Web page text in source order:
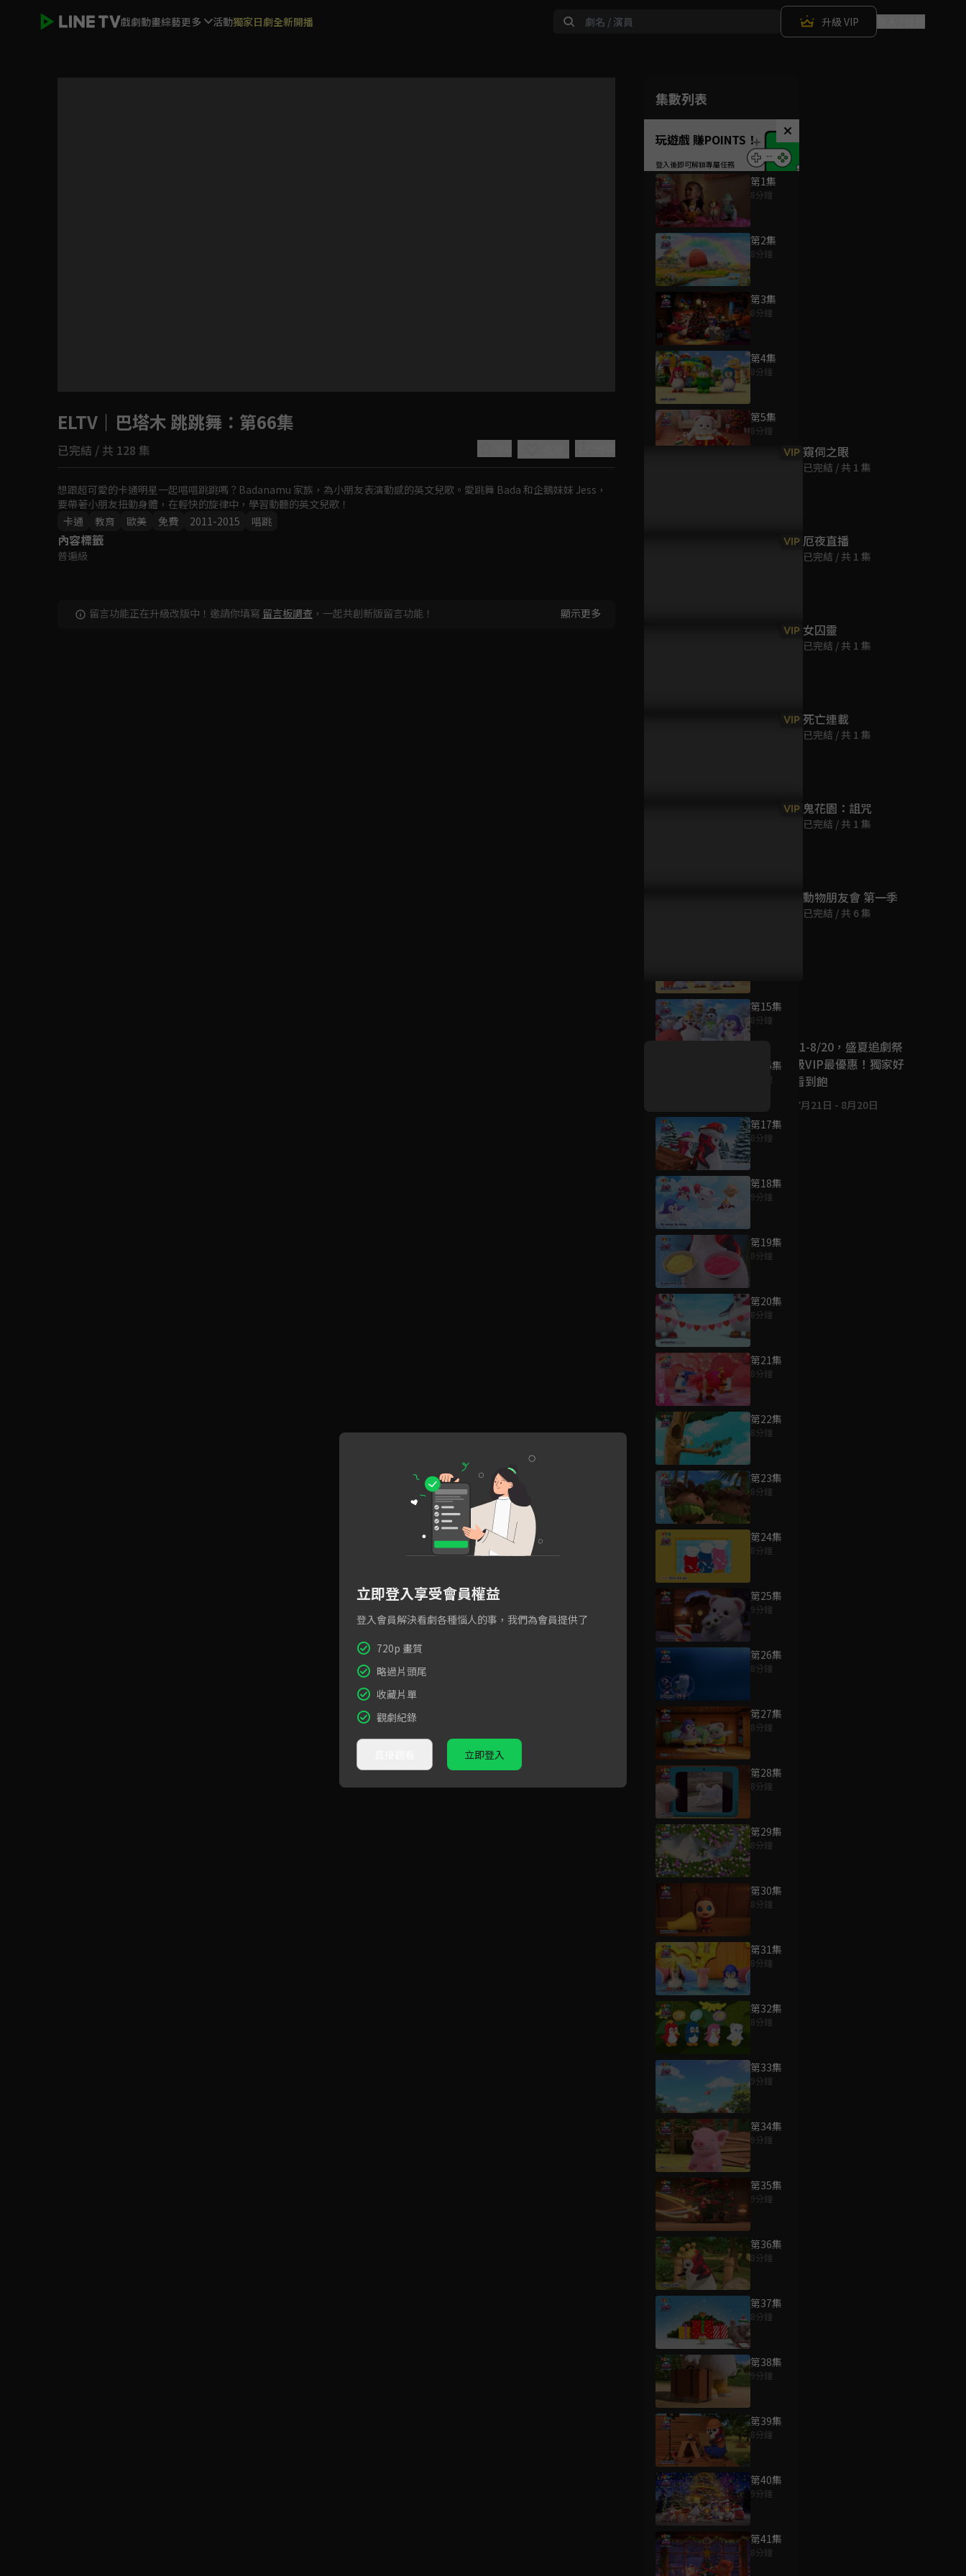
戲劇動畫綜藝更多 活動獨家日劇全新開播 升級 VIP
Video
如有不便請見諒
回首頁
集數列表
玩遊戲 賺POINTS！
第1集
8分鐘
第2集
8分鐘
第3集
8分鐘
第4集
8分鐘
第5集
8分鐘
第15集
8分鐘
第16集
8分鐘
第17集
8分鐘
第18集
9分鐘
第19集
8分鐘
第20集
8分鐘
第21集
8分鐘
第22集
8分鐘
第23集
8分鐘
第24集
8分鐘
第25集
9分鐘
第26集
8分鐘
第27集
8分鐘
第28集
8分鐘
第29集
8分鐘
第30集
8分鐘
第31集
8分鐘
第32集
8分鐘
第33集
9分鐘
第34集
9分鐘
第35集
9分鐘
第36集
8分鐘
第37集
8分鐘
第38集
9分鐘
第39集
8分鐘
第40集
9分鐘
第41集
8分鐘
ELTV｜巴塔木 跳跳舞 ：第66集
已完結 / 共 128 集
想跟超可愛的卡通明星一起唱唱跳跳嗎？Badanamu 家族，為小朋友表演動感的英文兒歌。愛跳舞 Bada 和企鵝妹妹 Jess，
要帶著小朋友扭動身體，在輕快的旋律中，學習動聽的英文兒歌！
卡通
教育 歐美 免費 2011-2015 唱跳
內容標籤
普遍級
留言功能正在升級改版中！邀請你填寫 留言板調查 ，一起共創新版留言功能！ 顯示更多
為您推薦
VIP 窺伺之眼
已完結 / 共 1 集
VIP 厄夜直播
已完結 / 共 1 集
VIP 女囚靈
已完結 / 共 1 集
VIP 死亡連載
已完結 / 共 1 集
VIP 鬼花園：詛咒
已完結 / 共 1 集
動物朋友會 第一季
已完結 / 共 6 集
好康資訊
7/21-8/20，盛夏追劇祭
升級VIP最優惠！獨家好
戲看到飽
7月21日 - 8月20日
立即登入享受會員權益
登入會員解決看劇各種惱人的事，我們為會員提供了
720p 畫質
略過片頭尾
收藏片單
觀劇紀錄
立即登入